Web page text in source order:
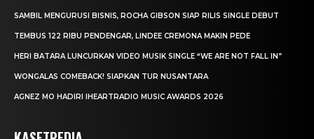
SAMBIL MENGURUSI BISNIS, ROCHA GIBSON SIAP RILIS SINGLE DEBUT
TEMBUS 122 RIBU PENDENGAR, LINDEE CREMONA MAKIN PEDE
HERI BATARA LUNCURKAN VIDEO MUSIK SINGLE “WE ARE NOT FALL IN”
WONGALAS COMEBACK! SIAPKAN TUR NUSANTARA
AGNEZ MO HADIRI IHEARTRADIO MUSIC AWARDS 2026